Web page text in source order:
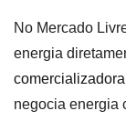
No Mercado
energia
comercializadora
negocia energia